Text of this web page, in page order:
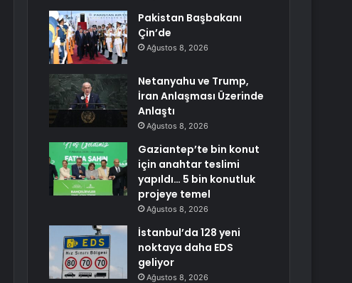
Pakistan Başbakanı
Çin’de
Ağustos 8, 2026
Netanyahu ve Trump,
İran Anlaşması Üzerinde
Anlaştı
Ağustos 8, 2026
Gaziantep’te bin konut
için anahtar teslimi
yapıldı… 5 bin konutluk
projeye temel
Ağustos 8, 2026
İstanbul’da 128 yeni
noktaya daha EDS
geliyor
Ağustos 8, 2026